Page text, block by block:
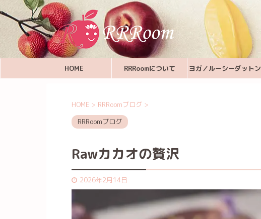
HOME RRRoomについて ヨガ／ルーシーダットン
HOME > RRRoomブログ >
RRRoomブログ
Rawカカオの贅沢
2026年2月14日